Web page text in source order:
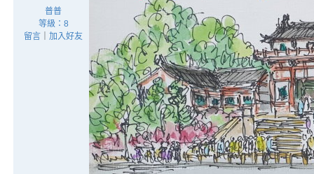
普普
等級：8
留言
加入好友